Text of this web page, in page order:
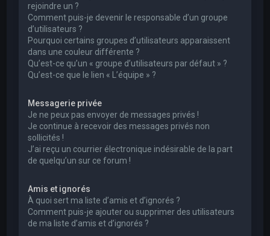
rejoindre un ?
Comment puis-je devenir le responsable d’un groupe
d’utilisateurs ?
Pourquoi certains groupes d’utilisateurs apparaissent
dans une couleur différente ?
Qu’est-ce qu’un « groupe d’utilisateurs par défaut » ?
Qu’est-ce que le lien « L’équipe » ?
Messagerie privée
Je ne peux pas envoyer de messages privés !
Je continue à recevoir des messages privés non
sollicités !
J’ai reçu un courrier électronique indésirable de la part
de quelqu’un sur ce forum !
Amis et ignorés
À quoi sert ma liste d’amis et d’ignorés ?
Comment puis-je ajouter ou supprimer des utilisateurs
de ma liste d’amis et d’ignorés ?